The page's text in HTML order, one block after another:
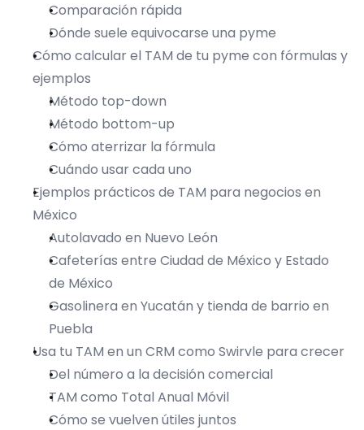
Comparación rápida
Dónde suele equivocarse una pyme
Cómo calcular el TAM de tu pyme con fórmulas y
ejemplos
Método top-down
Método bottom-up
Cómo aterrizar la fórmula
Cuándo usar cada uno
Ejemplos prácticos de TAM para negocios en
México
Autolavado en Nuevo León
Cafeterías entre Ciudad de México y Estado
de México
Gasolinera en Yucatán y tienda de barrio en
Puebla
Usa tu TAM en un CRM como Swirvle para crecer
Del número a la decisión comercial
TAM como Total Anual Móvil
Cómo se vuelven útiles juntos